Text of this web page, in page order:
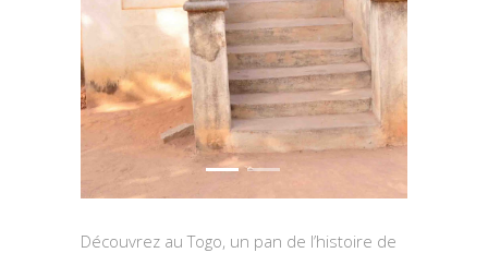
Découvrez au Togo, un pan de l’histoire de